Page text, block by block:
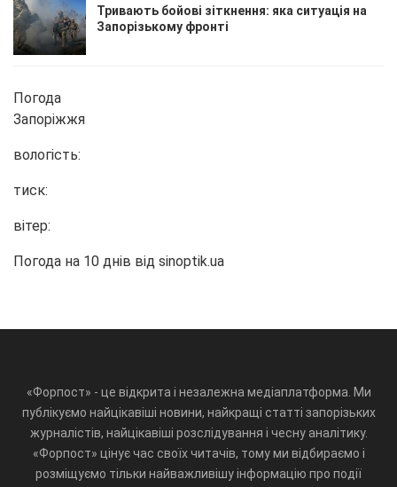
Тривають бойові зіткнення: яка ситуація на
Запорізькому фронті
Погода
Запоріжжя
вологість:
тиск:
вітер:
Погода на 10 днів від sinoptik.ua
«Форпост» - це відкрита і незалежна медіаплатформа. Ми
публікуємо найцікавіші новини, найкращі статті запорізьких
журналістів, найцікавіші розслідування і чесну аналітику.
«Форпост» цінує час своїх читачів, тому ми відбираємо і
розміщуємо тільки найважливішу інформацію про події